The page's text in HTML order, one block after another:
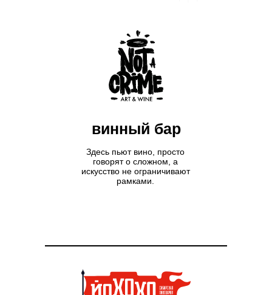
Здесь пьют вино, просто
говорят о сложном, а
искусство не ограничивают
рамками.
винный бар